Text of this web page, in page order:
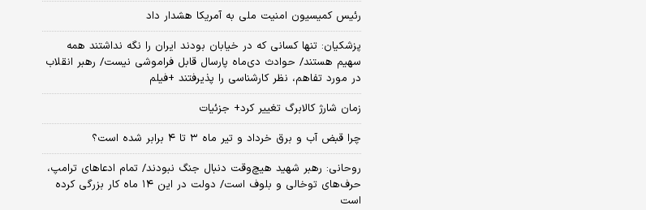
رئیس کمیسیون امنیت ملی به آمریکا هشدار داد
پزشکیان: تنها کسانی که در خیابان بودند ایران را نگه نداشتند همه
سهیم هستند/ حوادث دی‌ماه پارسال قابل فراموشی نیست/ رهبر انقلاب
در مورد تفاهم، نظر کارشناسی را پذیرفتند +فیلم
زمان شارژ کالابرگ تغییر کرد+ جزئیات
چرا قبض آب و برق خرداد و تیر ماه ۳ تا ۴ برابر شده است؟
روحانی: رهبر شهید هیچ‌وقت دنبال جنگ نبودند/ تمام ادعاهای ترامپ،
حرف‌های توخالی و بلوف است/ دولت در این ۱۴ ماه کار بزرگی کرده
است